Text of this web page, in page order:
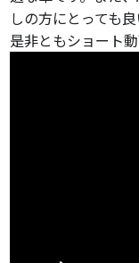
しの方にとっても良
是非ともショート